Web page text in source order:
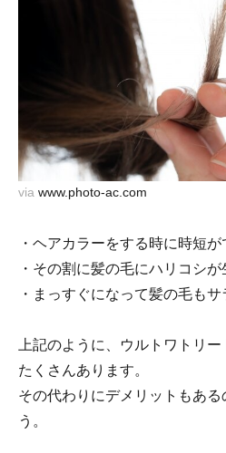
via www.photo-ac.com
・ヘアカラーをする時に時短が
・その割に髪の毛にハリコシが
・まっすぐになって髪の毛もサ
上記のように、ウルトワトリ
たくさんあります。
その代わりにデメリットもある
う。